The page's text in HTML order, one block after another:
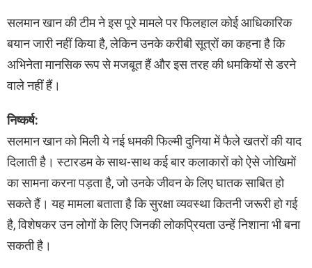
सलमान खान की टीम ने इस पूरे मामले पर फिलहाल कोई आधिकारिक
बयान जारी नहीं किया है, लेकिन उनके करीबी सूत्रों का कहना है कि
अभिनेता मानसिक रूप से मजबूत हैं और इस तरह की धमकियों से डरने
वाले नहीं हैं।
निष्कर्ष:
सलमान खान को मिली ये नई धमकी फिल्मी दुनिया में फैले खतरों की याद
दिलाती है। स्टारडम के साथ-साथ कई बार कलाकारों को ऐसे जोखिमों
का सामना करना पड़ता है, जो उनके जीवन के लिए घातक साबित हो
सकते हैं। यह मामला बताता है कि सुरक्षा व्यवस्था कितनी जरूरी हो गई
है, विशेषकर उन लोगों के लिए जिनकी लोकप्रियता उन्हें निशाना भी बना
सकती है।